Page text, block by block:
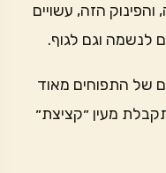
הזה, עשויים
לנשמה וגם לגוף.
של התפוחים מאוד
מעין ״קציצת״